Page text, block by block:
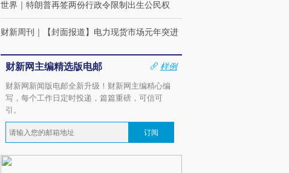
世界 ｜ 特朗普再签两份行政令限制出生公民权
财新周刊 ｜ 【封面报道】电力现货市场元年突进
财新网主编精选版电邮
样例
财新网新闻版电邮全新升级！财新网主编精心编
写，每个工作日定时投递，篇篇重磅，可信可
引。
订阅